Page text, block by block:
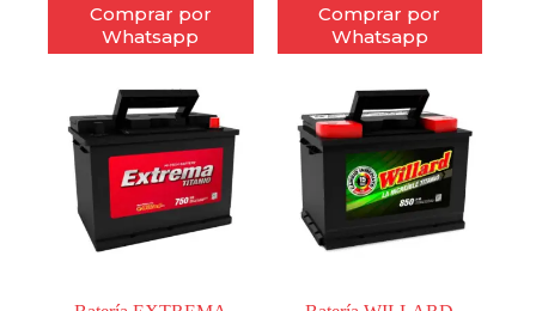
Comprar por
Whatsapp
Comprar por
Whatsapp